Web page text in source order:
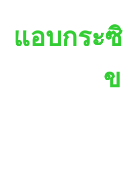
แอบกระ